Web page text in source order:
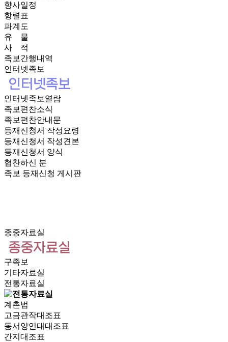
향사일정
항렬표
파계도
유 물
사 적
족보간행내역
인터넷족보
인터넷족보열람
족보편찬소식
족보편찬안내문
등재신청서 작성요령
등재신청서 작성견본
등재신청서 양식
협찬하신 분
족보 등재신청 게시판
종중자료실
구족보
기타자료실
전통자료실
계촌법
고금관작대조표
동서양연대대조표
간지대조표